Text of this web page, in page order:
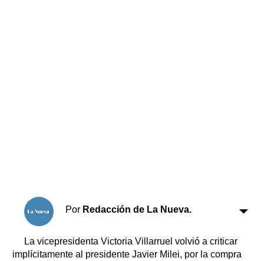
Por Redacción de La Nueva.
La vicepresidenta Victoria Villarruel volvió a criticar
implícitamente al presidente Javier Milei, por la compra